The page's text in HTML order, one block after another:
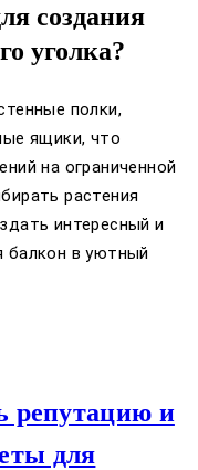
создания
уголка?
полки,
ящики, что
на ограниченной
растения
интересный и
балкон в уютный
репутацию и
для